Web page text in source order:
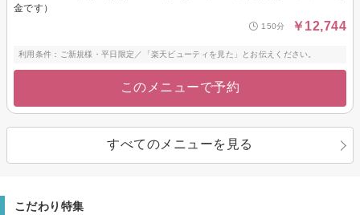
金です）
150分 ￥12,744
利用条件：ご新規様・平日限定／「楽天ビューティを見た」とお伝えください。
このメニューで予約
すべてのメニューを見る
こだわり特集